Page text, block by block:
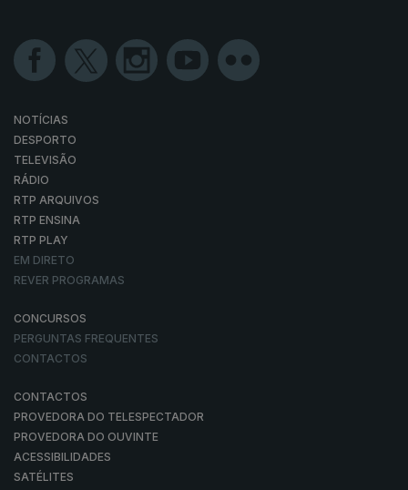
NOTÍCIAS
DESPORTO
TELEVISÃO
RÁDIO
RTP ARQUIVOS
RTP ENSINA
RTP PLAY
EM DIRETO
REVER PROGRAMAS
CONCURSOS
PERGUNTAS FREQUENTES
CONTACTOS
CONTACTOS
PROVEDORA DO TELESPECTADOR
PROVEDORA DO OUVINTE
ACESSIBILIDADES
SATÉLITES